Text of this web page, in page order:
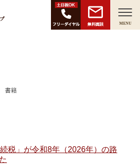
無料面談 MENU
書籍
税」が令和8年（2026年）の路